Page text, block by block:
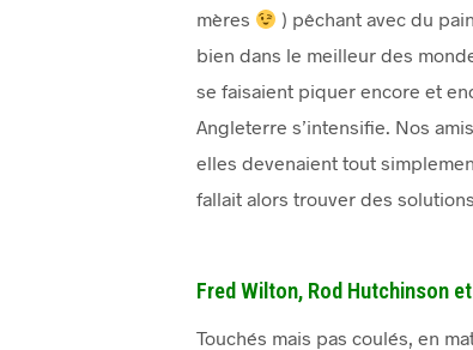
mères
) pêchant avec du
bien dans le meilleur des
se faisaient piquer encore et
Angleterre s’intensifie. Nos
elles devenaient tout
fallait alors trouver des
Fred Wilton, Rod Hutchinson
Touchés mais pas coulés, en